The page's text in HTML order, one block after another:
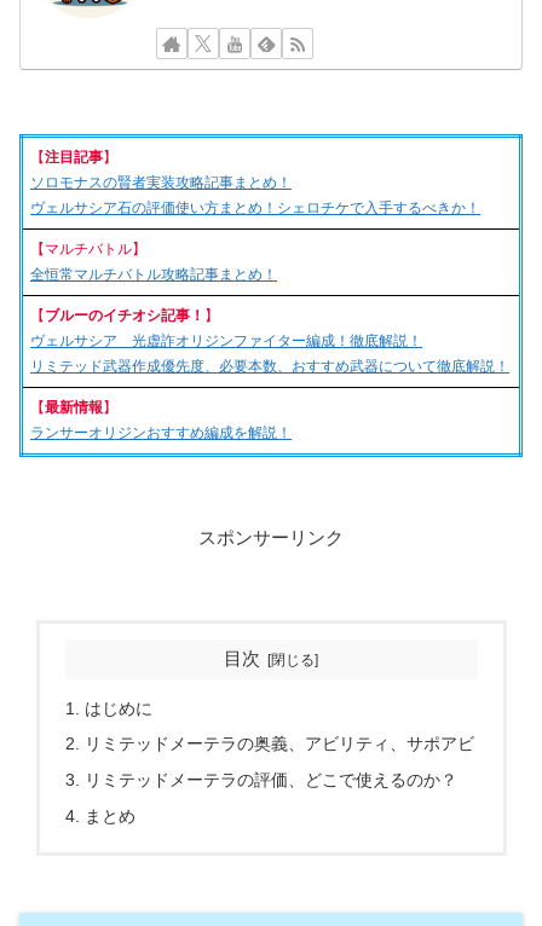
【注目記事】
ソロモナスの賢者実装攻略記事まとめ！
ヴェルサシア石の評価使い方まとめ！シェロチケで入手するべきか！
【マルチバトル】
全恒常マルチバトル攻略記事まとめ！
【ブルーのイチオシ記事！ 】
ヴェルサシア 光虚詐オリジンファイター編成！徹底解説！
リミテッド武器作成優先度、必要本数、おすすめ武器について徹底解説！
【最新情報】
ランサーオリジンおすすめ編成を解説！
スポンサーリンク
目次
はじめに
リミテッドメーテラの奥義、アビリティ、サポアビ
リミテッドメーテラの評価、どこで使えるのか？
まとめ